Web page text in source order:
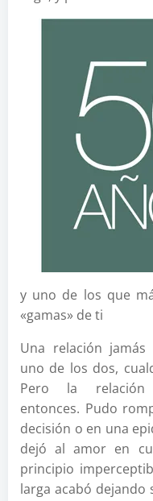
y uno de los que
«gamas» de ti
Una relación
uno de los dos,
Pero la
entonces. Pudo
decisión o en una
dejó al amor en
principio
larga acabó